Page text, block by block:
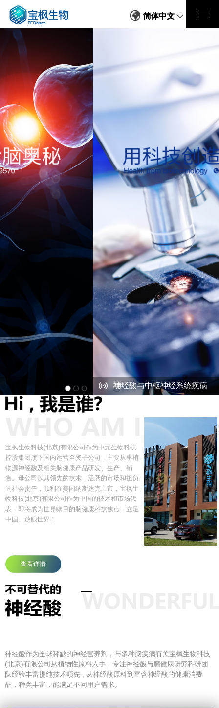
简体中文
简体中文
获美国 SEC 批复生效 中元生物科技控股登陆美国资本市
神经酸与中枢神经系统疾病
宝枫生物与多家三甲医院主任进行学术研讨
获美国 SEC 批复生效 中元生物科技控股登陆美国资本市
宝枫生物科技(北京)有限公司作为中元生物科技
控股集团旗下国内运营全资子公司，主要从事植
物源神经酸及相关脑健康产品研发、生产、销
售。母公司以其领先的技术，活跃的市场和担负
的社会责任，顺利在美国纳斯达克上市，宝枫生
物科技(北京)有限公司作为中国的技术和市场代
表，即将成为世界瞩目的脑健康科技焦点，立足
中国、放眼世界！
查看详情
神经酸作为全球稀缺的神经营养剂，与多种脑疾病有关宝枫生物科技
(北京)有限公司从植物性原料入手，专注神经酸与脑健康研究科研团
队经验丰富提纯技术领先 , 从神经酸原料到富含神经酸的健康消费
品，种类丰富，能满足不同用户需求。